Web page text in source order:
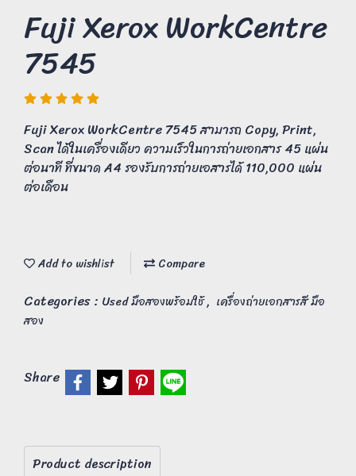
Fuji Xerox WorkCentre
7545
Fuji Xerox WorkCentre 7545 สามารถ Copy, Print,
Scan ได้ในเครื่องเดียว ความเร็วในการถ่ายเอกสาร 45 แผ่น
ต่อนาที ที่ขนาด A4 รองรับการถ่ายเอสารได้ 110,000 แผ่น
ต่อเดือน
Add to wishlist Compare
Categories : Used มือสองพร้อมใช้, เครื่องถ่ายเอกสารสี มือ
สอง
Share
Product description